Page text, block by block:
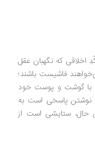
که نگهبان عقل
فاشیست باشند؛
و پوست خود
پاسخی است به
است از